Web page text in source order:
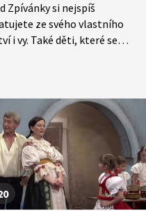
Zpívánky si nejspíš
ze svého vlastního
i vy. Také děti, které se
zvyky, tradicemi
života, který naši
žili. V krátkých příbězích
písničky i dobový
ve kterém vznikly.
díle se naučíme Čerešničky.